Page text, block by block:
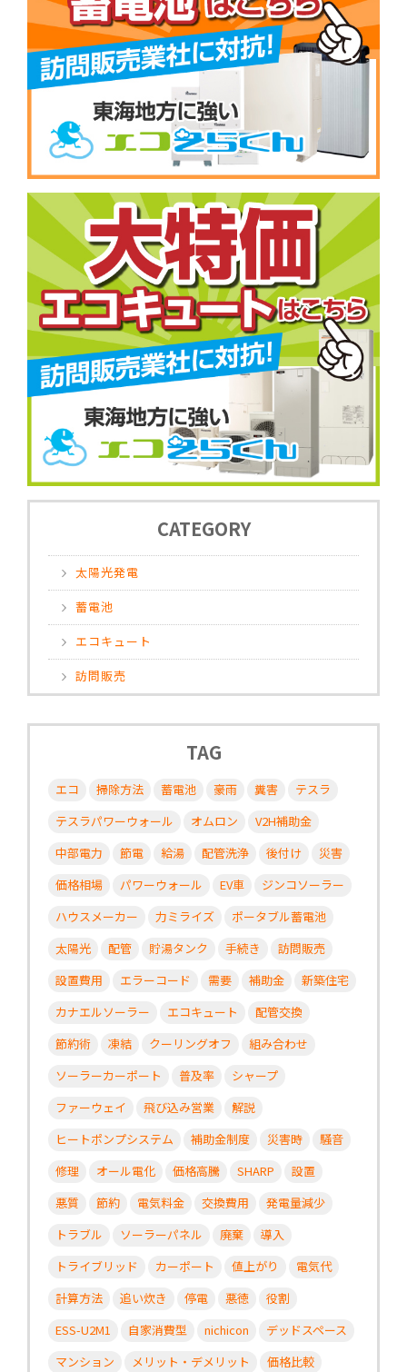
CATEGORY
太陽光発電
蓄電池
エコキュート
訪問販売
TAG
エコ 掃除方法 蓄電池 豪雨 糞害
テスラ
テスラパワーウォール
オムロン
V2H補助金
中部電力
節電 給湯 配管洗浄 後付け
災害
価格相場
パワーウォール EV車
ジンコソーラー
ハウスメーカー
力ミライズ
ポータブル蓄電池
太陽光
配管 貯湯タンク 手続き
訪問販売
設置費用
エラーコード 需要 補助金
新築住宅
カナエルソーラー
エコキュート
配管交換
節約術
凍結 クーリングオフ
組み合わせ
ソーラーカーポート
普及率
シャープ
ファーウェイ
飛び込み営業
解説
ヒートポンプシステム
補助金制度 災害時
騒音
修理
オール電化 価格高騰 SHARP
設置
悪質
節約 電気料金 交換費用
発電量減少
トラブル
ソーラーパネル 廃棄
導入
トライブリッド
カーポート 値上がり
電気代
計算方法
追い炊き 停電 悪徳
役割
ESS-U2M1
自家消費型 nichicon
デッドスペース
マンション
メリット・デメリット
価格比較